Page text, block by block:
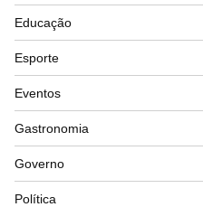
Educação
Esporte
Eventos
Gastronomia
Governo
Política